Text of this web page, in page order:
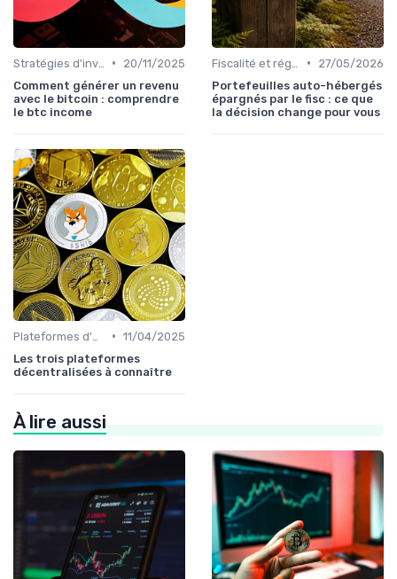
•
20/11/2025
Comment générer un revenu
avec le bitcoin : comprendre
le btc income
•
27/05/2026
Portefeuilles auto-hébergés
épargnés par le fisc : ce que
la décision change pour vous
• 11/04/2025
Les trois plateformes
décentralisées à connaître
À lire aussi